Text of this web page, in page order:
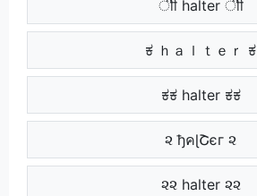
ीी halter ीी
ಕ ｈａｌｔｅｒ ಕ
ಕಕ halter ಕಕ
૨ ђคɭՇєг ૨
૨૨ halter ૨૨